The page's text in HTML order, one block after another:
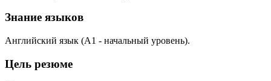
Знание языков
Английский язык (A1 - начальный уровень).
Цель резюме